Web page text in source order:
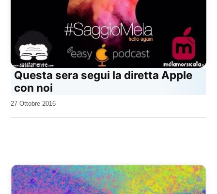
Questa sera segui la diretta Apple
con noi
da
27 Ottobre 2016